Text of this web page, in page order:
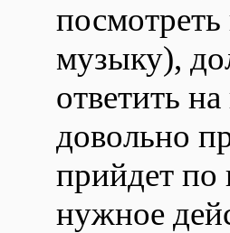
музыку),
ответить
довольно
прийдет по
нужное